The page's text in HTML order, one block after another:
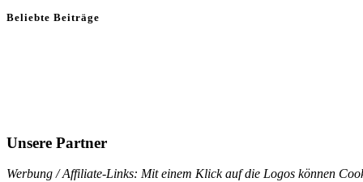
Beliebte Beiträge
Unsere Partner
Werbung / Affiliate-Links: Mit einem Klick auf die Logos können